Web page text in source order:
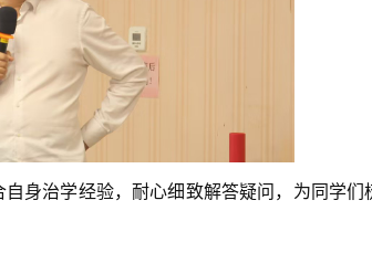
身治学经验，耐心细致解答疑问，为同学